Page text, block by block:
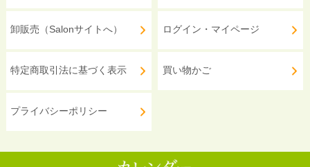
卸販売（Salonサイトへ）
特定商取引法に基づく表示
プライバシーポリシー
ログイン・マイページ
買い物かご